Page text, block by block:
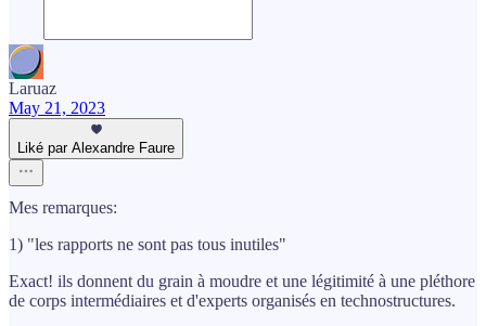
Laruaz
May 21, 2023
Liké par Alexandre Faure
Mes remarques:
1) "les rapports ne sont pas tous inutiles"
Exact! ils donnent du grain à moudre et une légitimité à une pléthore
de corps intermédiaires et d'experts organisés en technostructures.